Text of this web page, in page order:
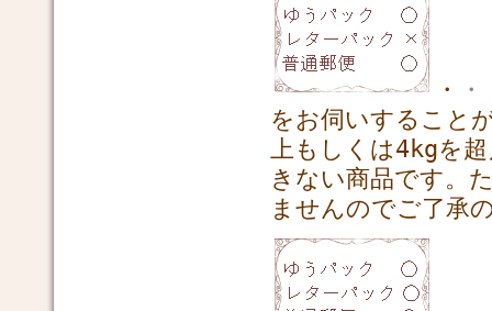
・ ・
をお伺いすること
上もしくは4kgを
きない商品です。
ませんのでご了承